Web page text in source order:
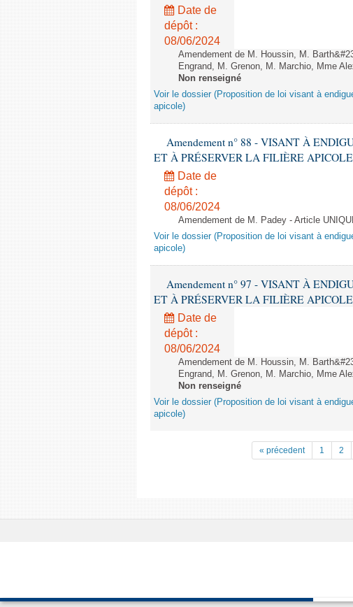
Date de
dépôt :
08/06/2024
Amendement de M. Houssin, M.
Engrand, M. Grenon, M. Marchio, Mme
Non renseigné
Voir le dossier (Proposition de loi visant à
apicole)
Amendement n° 88 - VISANT À
ET À PRÉSERVER LA FILIÈRE APICOLE
Date de
dépôt :
08/06/2024
Amendement de M. Padey - Article
Voir le dossier (Proposition de loi visant à
apicole)
Amendement n° 97 - VISANT À
ET À PRÉSERVER LA FILIÈRE APICOLE
Date de
dépôt :
08/06/2024
Amendement de M. Houssin, M.
Engrand, M. Grenon, M. Marchio, Mme
Non renseigné
Voir le dossier (Proposition de loi visant à
apicole)
« précedent 1 2